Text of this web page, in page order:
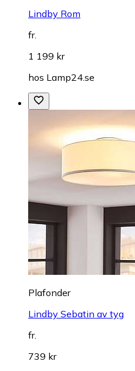
Lindby Rom
fr.
1 199 kr
hos Lamp24.se
Plafonder
Lindby Sebatin av tyg
fr.
739 kr